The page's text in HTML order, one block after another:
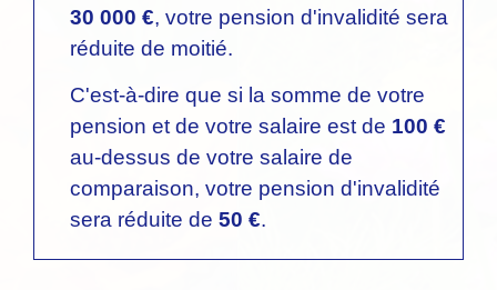
30 000 €, votre pension d'invalidité sera
réduite de moitié.
C'est-à-dire que si la somme de votre
pension et de votre salaire est de 100 €
au-dessus de votre salaire de
comparaison, votre pension d'invalidité
sera réduite de 50 €.